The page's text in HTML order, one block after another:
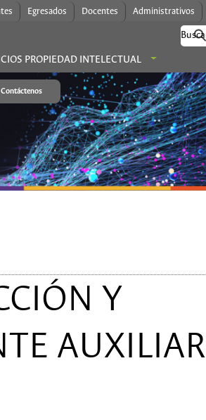
Egresados Docentes Administrativos
PROPIEDAD INTELECTUAL
Contáctenos
Y
AUXILIAR